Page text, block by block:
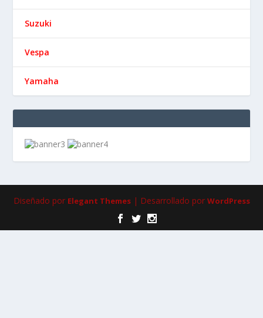
Suzuki
Vespa
Yamaha
Diseñado por Elegant Themes| Desarrollado por WordPress